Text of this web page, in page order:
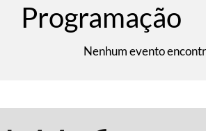
Programação
Nenhum evento